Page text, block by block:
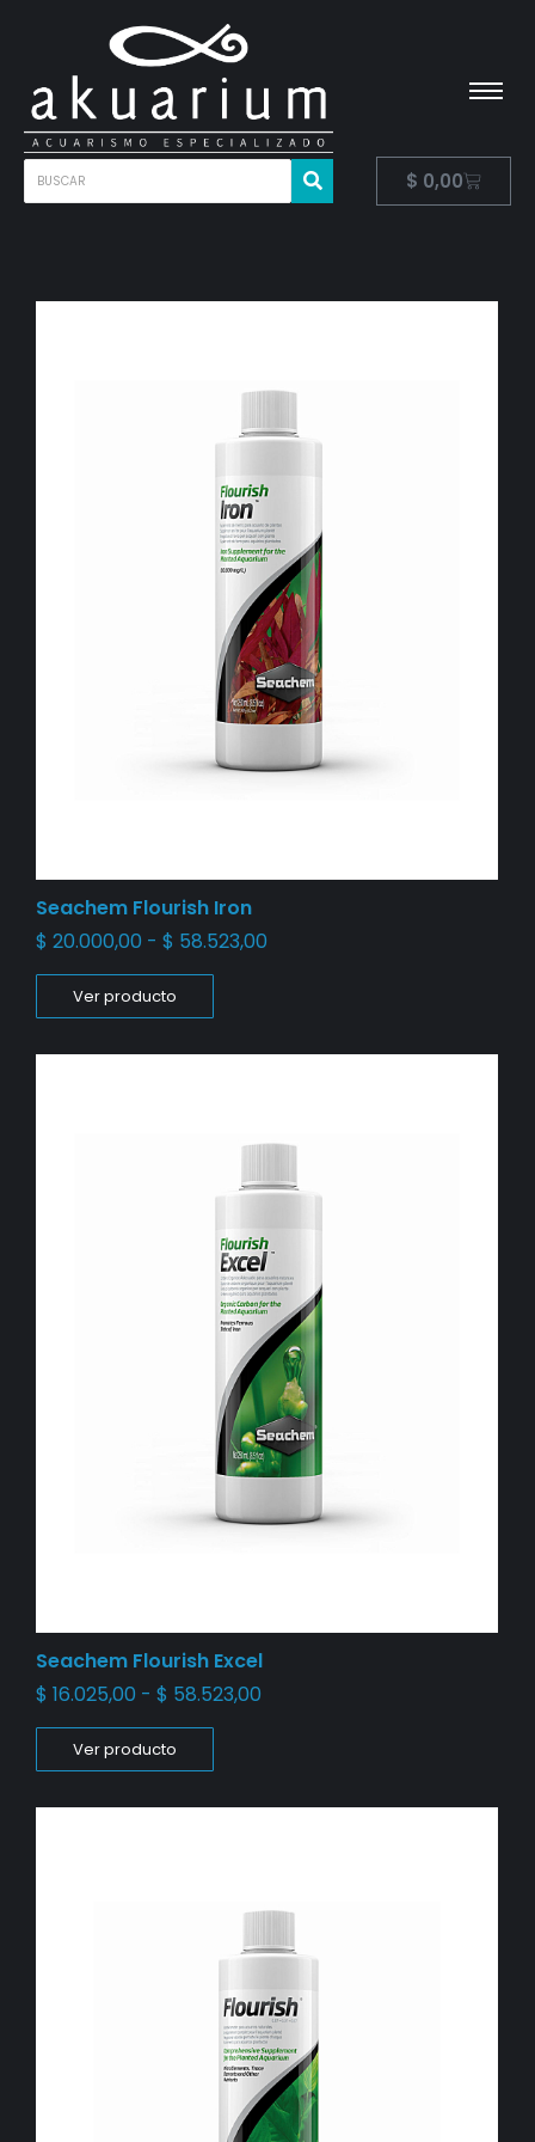
$ 0,00
Seachem Flourish Iron
$ 20.000,00 - $ 58.523,00
Ver producto
Seachem Flourish Excel
$ 16.025,00 - $ 58.523,00
Ver producto